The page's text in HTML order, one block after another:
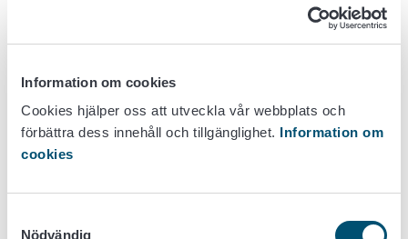
Information om cookies
Cookies hjälper oss att utveckla vår webbplats och
förbättra dess innehåll och tillgänglighet. Information om
cookies
Nödvändig
här så kallade årsanmälan skickas till Livsmedelsverket i
januari året efter kalenderåret, helst med e-post.
Årsanmälningsblanketterna finns att få på
Livsmedelsverkets webbplats.
Förhandsanmälan om import
Enförhandsanmälan
om import av ett gödselfabrikat ska